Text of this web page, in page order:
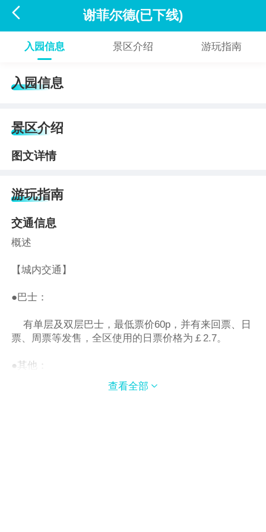
 谢菲尔德(已下线)
入园信息 景区介绍 游玩指南
入园信息
景区介绍
图文详情
游玩指南
交通信息
概述
【城内交通】
●巴士：
有单层及双层巴士，最低票价60p，并有来回票、日
票、周票等发售，全区使用的日票价格为￡2.7。
●其他：
自行车，尽管谢菲尔德是个山城，却很紧凑，只有
查看全部 